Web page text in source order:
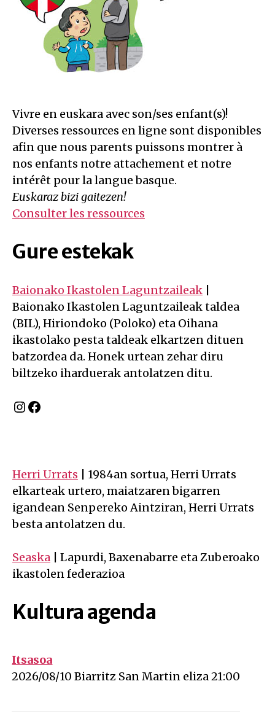
Vivre en euskara avec son/ses enfant(s)!
Diverses ressources en ligne sont disponibles
afin que nous parents puissons montrer à
nos enfants notre attachement et notre
intérêt pour la langue basque.
Euskaraz bizi gaitezen!
Consulter les ressources
Gure estekak
Baionako Ikastolen Laguntzaileak
Baionako Ikastolen Laguntzaileak taldea
(BIL), Hiriondoko (Poloko) eta Oihana
ikastolako pesta taldeak elkartzen dituen
batzordea da. Honek urtean zehar diru
biltzeko iharduerak antolatzen ditu.
Instagram
Facebook
Herri Urrats | 1984an sortua, Herri Urrats
elkarteak urtero, maiatzaren bigarren
igandean Senpereko Aintziran, Herri Urrats
besta antolatzen du.
Seaska | Lapurdi, Baxenabarre eta Zuberoako
ikastolen federazioa
Kultura agenda
Itsasoa
on 2026-08-10 at 0h00
2026/08/10 Biarritz San Martin eliza 21:00